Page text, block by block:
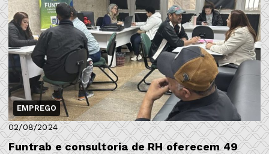
EMPREGO
02/08/2024
Funtrab e consultoria de RH oferecem 49